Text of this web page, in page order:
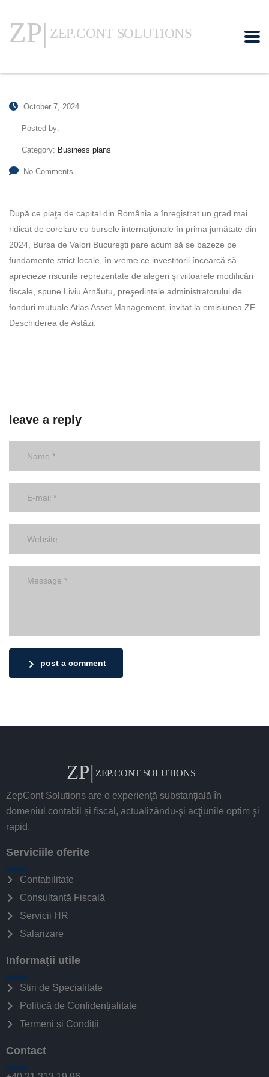
October 7, 2024
Posted by:
Category: Business plans
No Comments
După ce piaţa de capital din România a înregistrat un grad mai
ridicat de corelare cu bursele internaţionale în prima jumătate din
2024, Bursa de Valori Bucureşti pare acum să se bazeze pe
fundamente strict locale, în vreme ce investitorii încearcă să
aprecieze riscurile reprezentate de alegeri şi viitoarele modificări
fiscale, spune Liviu Arnăutu, preşedintele administratorului de
fonduri mutuale Atlas Asset Management, invitat la emi­siu­nea ZF
Deschiderea de Astăzi.
leave a reply
post a comment
ZepCont Solutions are o experienţă substanţială în
domeniul contabil și fiscal, actualizându-şi acţiunile optim şi
rapid.
Serviciile oferite
Contabilitate
Consultanță Fiscală
Servicii HR
Salarizare
Informații utile
Știri de Specialitate
Politică de Confidențialitate
Termeni și Condiții
Contact